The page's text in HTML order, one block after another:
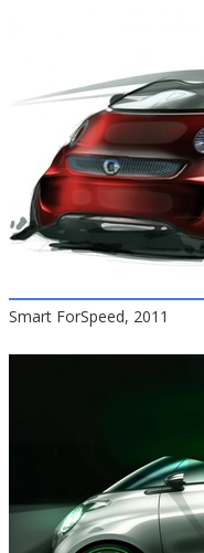
Smart ForSpeed, 2011